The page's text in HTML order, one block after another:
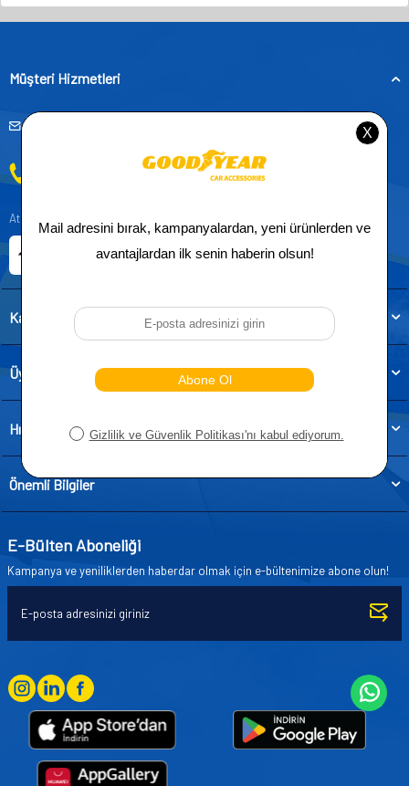
Müşteri Hizmetleri
Atatürk, Kıraç Mevkii, Orhan Veli Cd. D:No:19, 34522 Esenyurt/İstanbul
E-ticaret Sitemiz
Etbis Kayıtlıdır
Kategoriler
Üye
Hızlı Erişim
Önemli Bilgiler
E-Bülten Aboneliği
Kampanya ve yeniliklerden haberdar olmak için e-bültenimize abone olun!